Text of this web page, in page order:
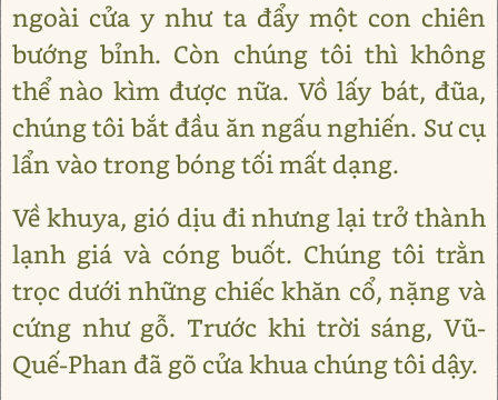
ngoài cửa y như ta đẩy một con chiên
bướng bỉnh. Còn chúng tôi thì không
thể nào kìm được nữa. Vồ lấy bát, đũa,
chúng tôi bắt đầu ăn ngấu nghiến. Sư cụ
lẩn vào trong bóng tối mất dạng.
Về khuya, gió dịu đi nhưng lại trở thành
lạnh giá và cóng buốt. Chúng tôi trằn
trọc dưới những chiếc khăn cổ, nặng và
cứng như gỗ. Trước khi trời sáng, Vũ-
Quế-Phan đã gõ cửa khua chúng tôi dậy.